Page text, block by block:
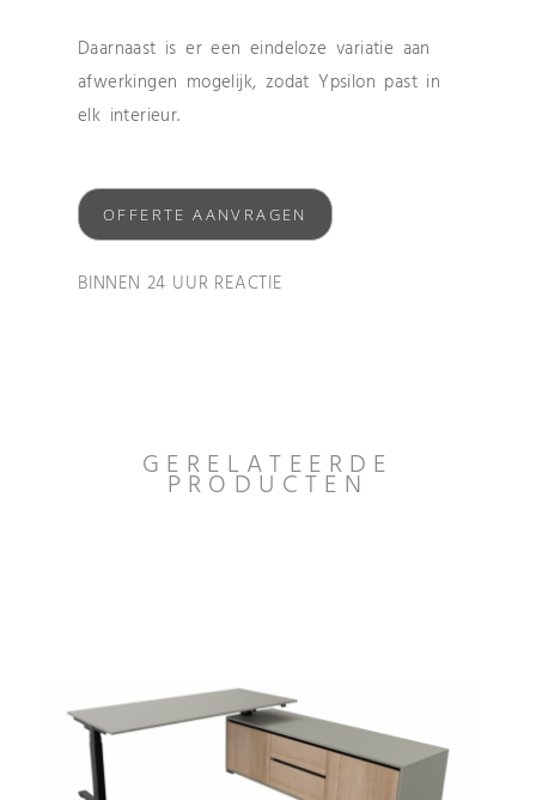
Daarnaast is er een eindeloze variatie aan
afwerkingen mogelijk, zodat Ypsilon past in
elk interieur.
OFFERTE AANVRAGEN
BINNEN 24 UUR REACTIE
GERELATEERDE
PRODUCTEN